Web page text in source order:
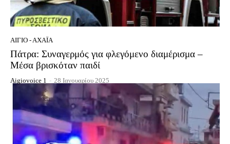
ΑΊΓΙΟ - ΑΧΑΪ́Α
Πάτρα: Συναγερμός για φλεγόμενο διαμέρισμα –
Μέσα βρισκόταν παιδί
Aigiovoice 1 - 28 Ιανουαρίου 2025